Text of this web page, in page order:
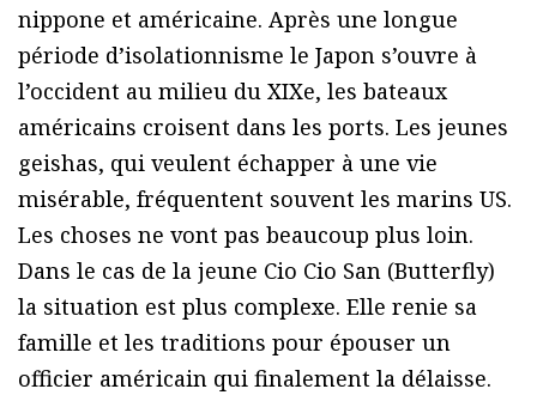
nippone et américaine. Après une longue
période d’isolationnisme le Japon s’ouvre à
l’occident au milieu du XIXe, les bateaux
américains croisent dans les ports. Les jeunes
geishas, qui veulent échapper à une vie
misérable, fréquentent souvent les marins US.
Les choses ne vont pas beaucoup plus loin.
Dans le cas de la jeune Cio Cio San (Butterfly)
la situation est plus complexe. Elle renie sa
famille et les traditions pour épouser un
officier américain qui finalement la délaisse.